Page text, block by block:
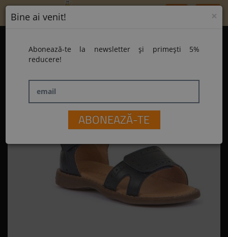
Home Sandale Froddo G3150150-4 Dark Blue
Sandale Froddo G3150150-4 Dark Blue
×
Bine ai venit!
Abonează-te la newsletter și primești 5%
reducere!
email
ABONEAZĂ-TE